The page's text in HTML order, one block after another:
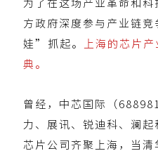
为了在这场产业革命和
方政府深度参与产业链
娃”抓起。
上海的芯片
典。
曾经，中芯国际（
力、展讯、锐迪科、澜
芯片公司齐聚上海，当